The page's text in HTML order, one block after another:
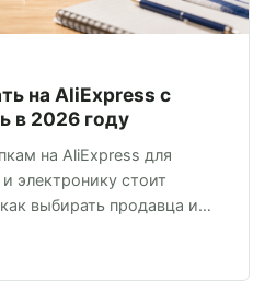
на AliExpress с
в 2026 году
на AliExpress для
электронику стоит
выбирать продавца и